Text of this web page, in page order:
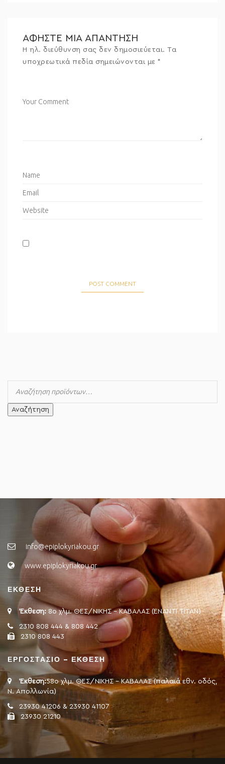
ΑΦΉΣΤΕ ΜΙΑ ΑΠΆΝΤΗΣΗ
Η ηλ. διεύθυνση σας δεν δημοσιεύεται. Τα
υποχρεωτικά πεδία σημειώνονται με *
Αναζήτηση
info@epiplokyriakou.gr
www.epiplokyriakou.gr
ΕΚΘΕΣΗ
Έκθεση: 8ο χλμ. ΘΕΣ/ΝΙΚΗΣ - ΚΑΒΑΛΑΣ (ΕΝΑΝΤΙ ΤΙΤΑΝ)
2310 808 444 & 808 442
2310 808 443
ΕΡΓΟΣΤΑΣΙΟ – ΕΚΘΕΣΗ
Έκθεση:58ο χλμ. ΘΕΣ/ΝΙΚΗΣ - ΚΑΒΑΛΑΣ (παλαιά εθν. οδός,
Ν. Απολλωνία)
23930 41206 & 23930 41107
23930 21210